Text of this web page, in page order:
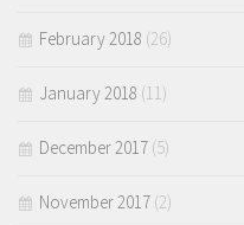
February 2018 (26)
January 2018 (11)
December 2017 (5)
November 2017 (2)